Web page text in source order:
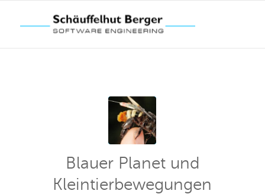
Blauer Planet und
Kleintierbewegungen